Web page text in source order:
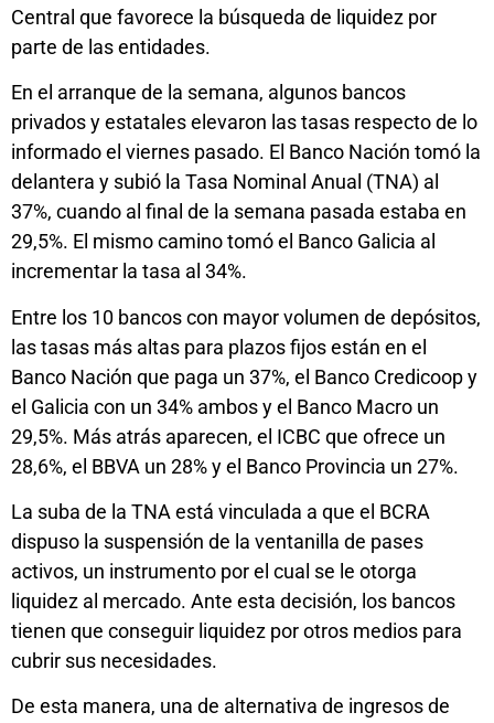
Central que favorece la búsqueda de liquidez por
parte de las entidades.
En el arranque de la semana, algunos bancos
privados y estatales elevaron las tasas respecto de lo
informado el viernes pasado. El Banco Nación tomó la
delantera y subió la Tasa Nominal Anual (TNA) al
37%, cuando al final de la semana pasada estaba en
29,5%. El mismo camino tomó el Banco Galicia al
incrementar la tasa al 34%.
Entre los 10 bancos con mayor volumen de depósitos,
las tasas más altas para plazos fijos están en el
Banco Nación que paga un 37%, el Banco Credicoop y
el Galicia con un 34% ambos y el Banco Macro un
29,5%. Más atrás aparecen, el ICBC que ofrece un
28,6%, el BBVA un 28% y el Banco Provincia un 27%.
La suba de la TNA está vinculada a que el BCRA
dispuso la suspensión de la ventanilla de pases
activos, un instrumento por el cual se le otorga
liquidez al mercado. Ante esta decisión, los bancos
tienen que conseguir liquidez por otros medios para
cubrir sus necesidades.
De esta manera, una de alternativa de ingresos de